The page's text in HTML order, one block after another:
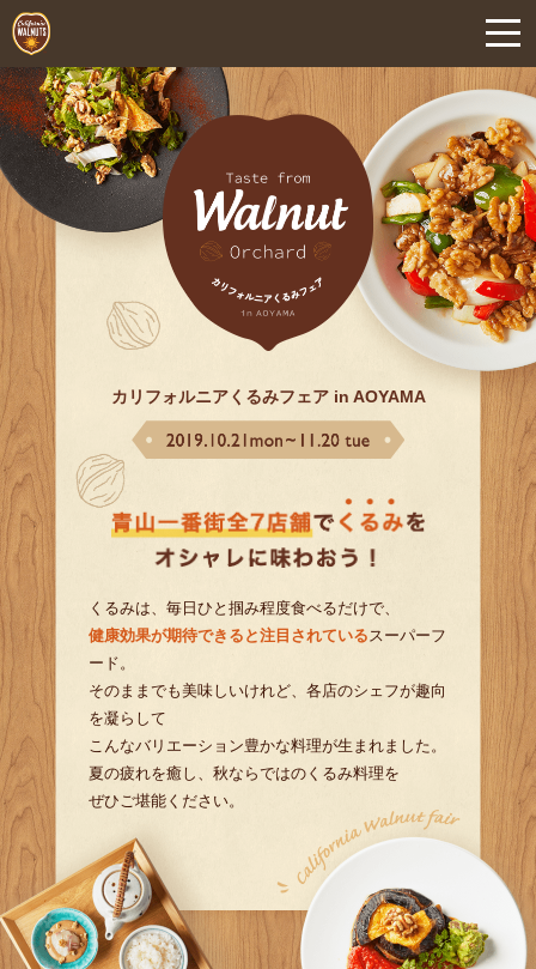
カリフォルニアくるみフェア in AOYAMA
くるみは、毎日ひと掴み程度食べるだけで、
健康効果が期待できると注目されているスーパーフ
ード。
そのままでも美味しいけれど、各店のシェフが趣向
を凝らして
こんなバリエーション豊かな料理が生まれました。
夏の疲れを癒し、秋ならではのくるみ料理を
ぜひご堪能ください。